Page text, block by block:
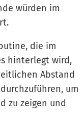
würden im
die im
hinterlegt wird,
Abstand
um
zu zeigen und